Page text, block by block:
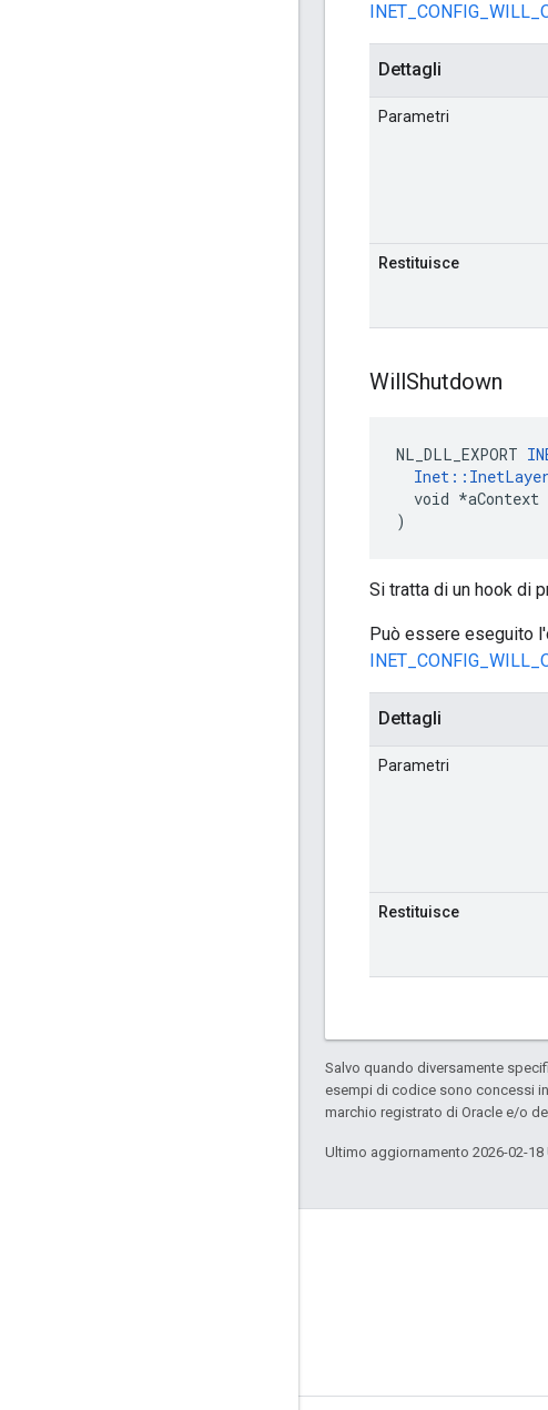
Dettagli
Parametri
Restituisce
WillShutdown
NL_DLL_EXPORT
Inet::InetLayer
  void *aContext
)
Si tratta di un hook di
Può essere eseguito
Dettagli
Parametri
Restituisce
Salvo quando diversamente
esempi di codice sono concessi
marchio registrato di Oracle e/o
Ultimo aggiornamento 2026-02-18